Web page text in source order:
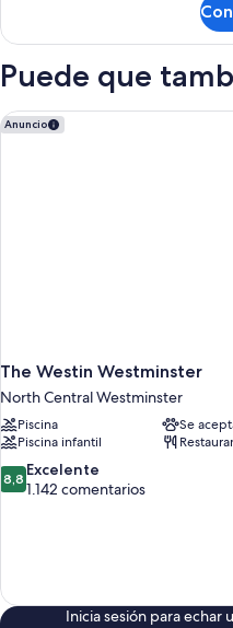
vistas
la
ciudad
(High
2
de
vistas
a
Puede que
Anuncio
The Westin Westminster
North Central Westminster
Piscina
Se
Piscina infantil
8.8
sobre
8,8 Excelente
1.142 comentarios
The Westin Westminster
Inicia sesión para echar